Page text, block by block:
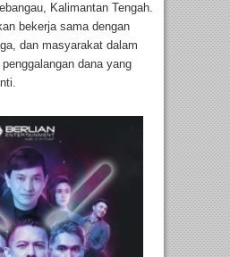
Kalimantan Tengah.
bekerja sama dengan
dan masyarakat dalam
dana yang